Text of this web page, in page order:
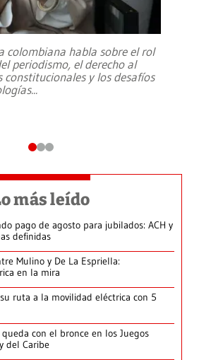
colombiana habla sobre el rol
periodismo, el derecho al
y los desafíos
...
más leído
pago de agosto para jubilados: ACH y
definidas
Mulino y De La Espriella:
en la mira
ruta a la movilidad eléctrica con 5
con el bronce en los Juegos
del Caribe